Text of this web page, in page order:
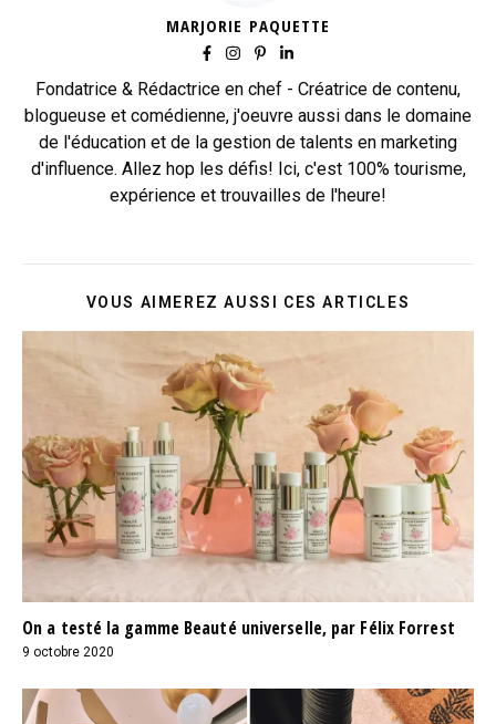
MARJORIE PAQUETTE
Fondatrice & Rédactrice en chef - Créatrice de contenu,
blogueuse et comédienne, j'oeuvre aussi dans le domaine
de l'éducation et de la gestion de talents en marketing
d'influence. Allez hop les défis! Ici, c'est 100% tourisme,
expérience et trouvailles de l'heure!
VOUS AIMEREZ AUSSI CES ARTICLES
On a testé la gamme Beauté universelle, par Félix Forrest
9 octobre 2020